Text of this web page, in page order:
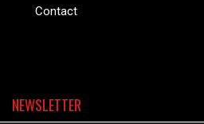
Contact
NEWSLETTER